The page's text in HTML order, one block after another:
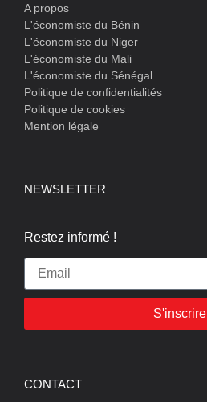
A propos
L'économiste du Bénin
L'économiste du Niger
L'économiste du Mali
L'économiste du Sénégal
Politique de confidentialités
Politique de cookies
Mention légale
NEWSLETTER
Restez informé !
S'inscrire
CONTACT